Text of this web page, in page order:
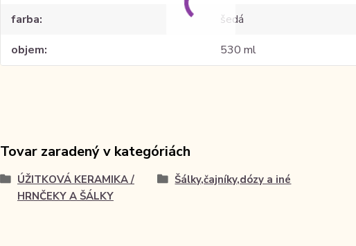
farba
šedá
objem
530 ml
Tovar zaradený v kategóriách
ÚŽITKOVÁ KERAMIKA /
HRNČEKY A ŠÁLKY
Šálky,čajníky,dózy a iné